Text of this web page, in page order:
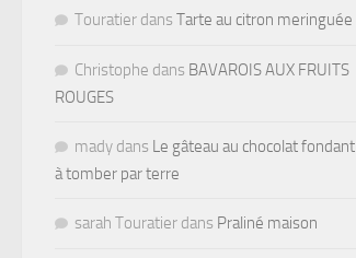
Touratier dans Tarte au citron meringuée
Christophe dans BAVAROIS AUX FRUITS
ROUGES
mady dans Le gâteau au chocolat fondant
à tomber par terre
sarah Touratier dans Praliné maison